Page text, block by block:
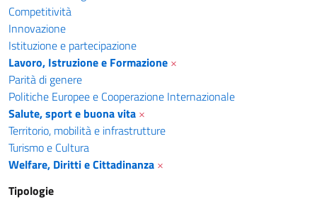
Competitività
Innovazione
Istituzione e partecipazione
Lavoro, Istruzione e Formazione ×
Parità di genere
Politiche Europee e Cooperazione Internazionale
Salute, sport e buona vita ×
Territorio, mobilità e infrastrutture
Turismo e Cultura
Welfare, Diritti e Cittadinanza ×
Tipologie